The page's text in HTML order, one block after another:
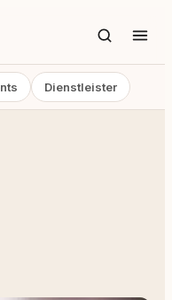
Dienstleister